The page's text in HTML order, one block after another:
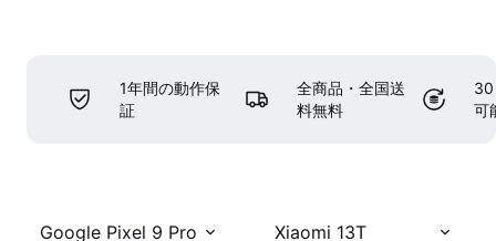
1年間の動作保
証
全商品・全国送
料無料
30
可
Google Pixel 9 Pro Xiaomi 13T